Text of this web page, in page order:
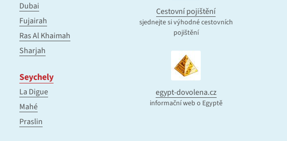
Dubai
Fujairah
Ras Al Khaimah
Sharjah
Seychely
La Digue
Mahé
Praslin
Cestovní pojištění
sjednejte si výhodné cestovních
pojištění
egypt-dovolena.cz
informační web o Egyptě